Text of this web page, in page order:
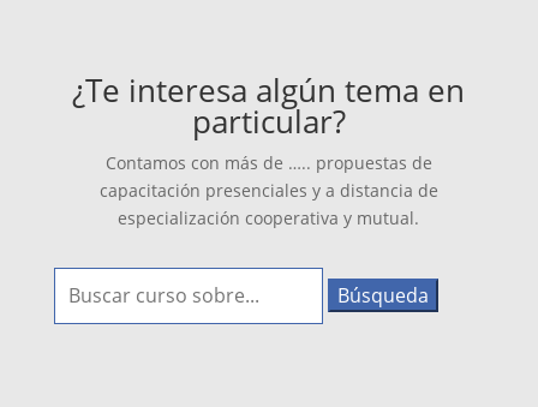
¿Te interesa algún tema en
particular?
Contamos con más de ….. propuestas de
capacitación presenciales y a distancia de
especialización cooperativa y mutual.